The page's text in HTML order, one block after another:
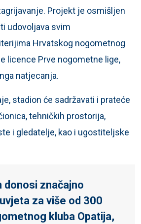
Projekt je osmišljen
udovoljava svim
Hrvatskog nogometnog
licence Prve nogometne lige,
natjecanja.
stadion će sadržavati i prateće
tehničkih prostorija,
i gledatelje, kao i ugostiteljske
donosi značajno
za više od 300
kluba Opatija,